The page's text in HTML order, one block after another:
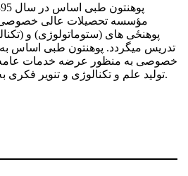
مؤسسه تحصیلات عالی
پوهنځی های (ستوماتولوژی) و
تدریس می‏گردد. پوهنتون طبی اساس
خصوصی به منظور عرضه خدمات
تولید علم و تکنالوژی و تنویر فکری به نفع جامعه فعالیت می‏کند.